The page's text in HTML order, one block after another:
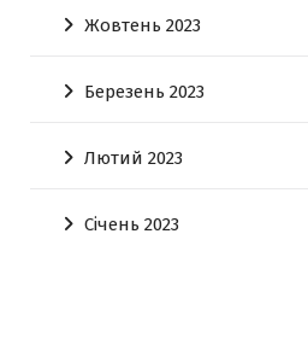
Жовтень 2023
Березень 2023
Лютий 2023
Січень 2023